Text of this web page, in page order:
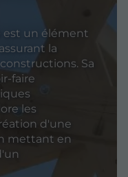
est un élément
la
Sa
faire
les
d'une
mettant en